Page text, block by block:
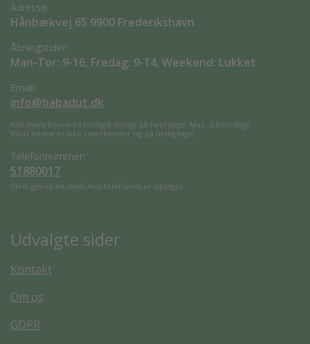
Adresse:
Hånbækvej 65 9900 Frederikshavn
Åbningstider:
Man-Tor: 9-16, Fredag: 9-14, Weekend: Lukket
Email:
info@babadut.dk
Alle mails besvares hurtigst muligt på hverdage. Max. 2 hverdage.
Mails besvares ikke i weekender og på helligdage.
Telefonnummer:
51880017
Skriv gerne en mail, hvis telefonen er optaget.
Udvalgte sider
Kontakt
Om os
GDPR